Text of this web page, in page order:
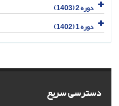
دوره 2 (1403)
دوره 1 (1402)
دسترسی سریع